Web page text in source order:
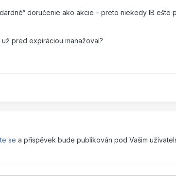
doručenie ako akcie – preto niekedy IB
pred expiráciou manažoval?
se a příspěvek bude publikován pod Vašim